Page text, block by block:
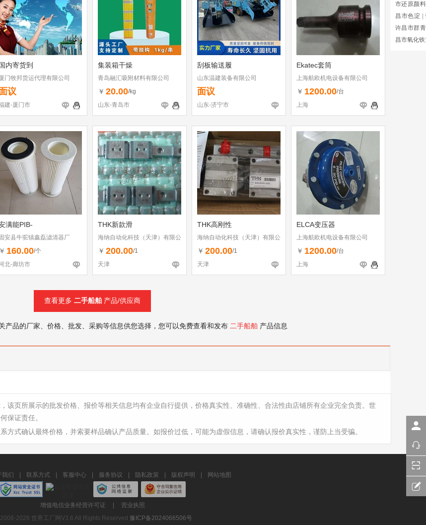
国内寄货到
门牧邦货运代理有限公司
议
建-厦门市
集装箱干燥
青岛融汇吸附材料有限公司
￥ 20.00/kg
山东-青岛市
刮板输送履
山东温建装备有限公司
面议
山东-济宁市
Ekatec套筒
上海航欧机电设备有限公司
￥ 1200.00/台
上海
满能PIB-
固安县牛驼镇鑫磊滤清器厂
￥ 160.00/个
北-廊坊市
THK新款滑
海纳自动化科技（天津）有限公
司
￥ 200.00/1
天津
THK高刚性
海纳自动化科技（天津）有限公
司
￥ 200.00/1
天津
ELCA变压器
上海航欧机电设备有限公司
￥ 1200.00/台
上海
查看更多 二手船舶 产品/供应商
产品的厂家、价格、批发、采购等信息供您选择，您可以免费查看和发布 二手船舶 产品信息
市还原颜料
昌市色淀
许昌市群青
昌市氧化
该页所展示的批发价格、报价等相关信息均有企业自行提供，价格真实性、准确性、合法性由店铺所有企业完全负责。世
保证责任。
方式确认最终价格，并索要样品确认产品质量。如报价过低，可能为虚假信息，请确认报价真实性，谨防上当受骗。
我们 联系方式 客服中心 服务协议 隐私政策 版权声明 网站地图
增值电信业务经营许可证
营业执照
2026 世界工厂网V3.6 All Rights Reserved 豫ICP备2024066506号